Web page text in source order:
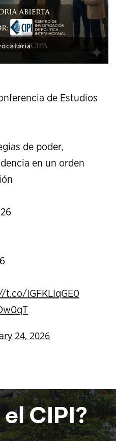
Strategic Studies
de Estudios
de poder,
en un orden
t.co/IGFKLIqGE0
24, 2026
el CIPI?